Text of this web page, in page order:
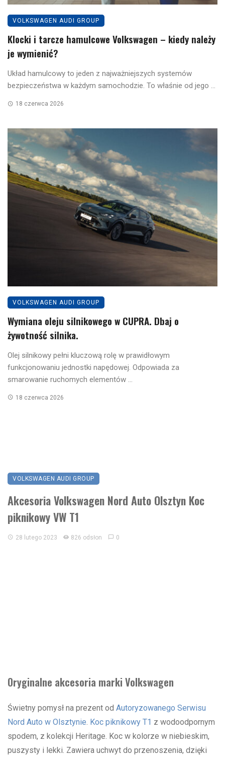
VOLKSWAGEN AUDI GROUP
Klocki i tarcze hamulcowe Volkswagen – kiedy należy
je wymienić?
Układ hamulcowy to jeden z najważniejszych systemów
bezpieczeństwa w każdym samochodzie. To właśnie od jego ...
18 czerwca 2026
VOLKSWAGEN AUDI GROUP
Wymiana oleju silnikowego w CUPRA. Dbaj o
żywotność silnika.
Olej silnikowy pełni kluczową rolę w prawidłowym
funkcjonowaniu jednostki napędowej. Odpowiada za
smarowanie ruchomych elementów ...
18 czerwca 2026
VOLKSWAGEN AUDI GROUP
Akcesoria Volkswagen Nord Auto Olsztyn Koc
piknikowy VW T1
28 lutego 2023 826 odsłon 0
Oryginalne akcesoria marki Volkswagen
Świetny pomysł na prezent od Autoryzowanego Serwisu
Nord Auto w Olsztynie. Koc piknikowy T1 z wodoodpornym
spodem, z kolekcji Heritage. Koc w kolorze w niebieskim,
puszysty i lekki. Zawiera uchwyt do przenoszenia, dzięki